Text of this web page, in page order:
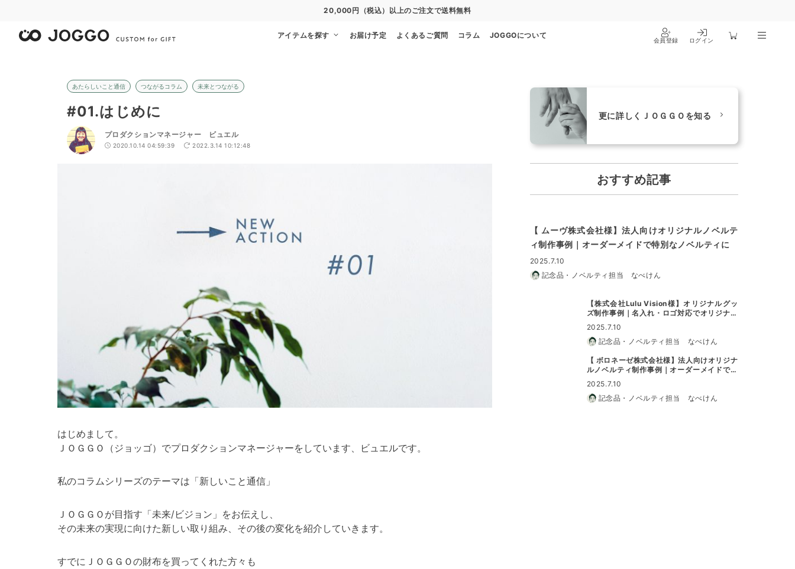
20,000円（税込）以上のご注文で送料無料
アイテムを探す お届け予定 よくあるご質問 コラム JOGGOについて
会員登録 ログイン
あたらしいこと通信 つながるコラム 未来とつながる
#01.はじめに
プロダクションマネージャー ビュエル
2020.10.14 04:59:39 2022.3.14 10:12:48
はじめまして。
ＪＯＧＧＯ（ジョッゴ）でプロダクションマネージャーをしています、ビュエルです。
私のコラムシリーズのテーマは「新しいこと通信」
ＪＯＧＧＯが目指す「未来/ビジョン」をお伝えし、
その未来の実現に向けた新しい取り組み、その後の変化を紹介していきます。
すでにＪＯＧＧＯの財布を買ってくれた方々も
更に詳しくＪＯＧＧＯを知る
おすすめ記事
【 ムーヴ株式会社様】法人向けオリジナルノベルテ
ィ制作事例｜オーダーメイドで特別なノベルティに
2025.7.10
記念品・ノベルティ担当 なべけん
【株式会社Lulu Vision様】オリジナルグッ
ズ制作事例｜名入れ・ロゴ対応でオリジナル
グッズに最適
2025.7.10
記念品・ノベルティ担当 なべけん
【 ボロネーゼ株式会社様】法人向けオリジナ
ルノベルティ制作事例｜オーダーメイドで特
別なノベルティに
2025.7.10
記念品・ノベルティ担当 なべけん